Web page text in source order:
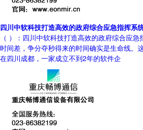
四川中软科技打造高效的政府综合应急指挥系
（ ）：四川中软科技打造高效的政府综合应
时间差，争分夺秒得来的时间确实是生命线。
在四川成都，一家成立不到2年的软件企